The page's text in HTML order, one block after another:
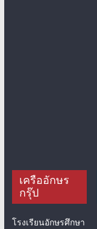
เครืออักษร
กรุ๊ป
โรงเรียนอักษรศึกษา